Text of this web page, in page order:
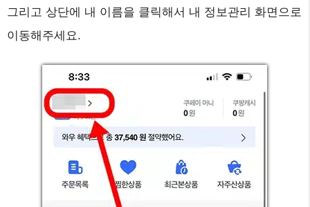
그리고 상단에 내 이름을 클릭해서 내 정보관리 화면으로
이동해주세요.